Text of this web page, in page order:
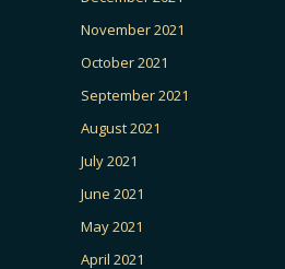
November 2021
October 2021
September 2021
August 2021
July 2021
June 2021
May 2021
April 2021